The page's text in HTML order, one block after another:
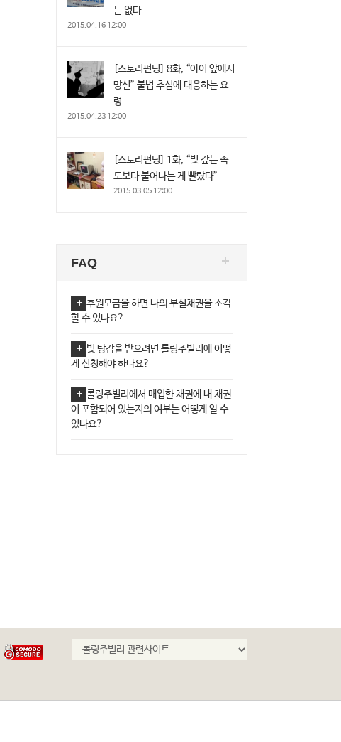
는 없다
2015.04.16 12:00
[스토리펀딩] 8화, “아이 앞에서
망신” 불법 추심에 대응하는 요
령
2015.04.23 12:00
[스토리펀딩] 1화, “빚 갚는 속
도보다 불어나는 게 빨랐다”
2015.03.05 12:00
FAQ
후원모금을 하면 나의 부실채권을 소각
할 수 있나요?
빚 탕감을 받으려면 롤링주빌리에 어떻
게 신청해야 하나요?
롤링주빌리에서 매입한 채권에 내 채권
이 포함되어 있는지의 여부는 어떻게 알 수
있나요?